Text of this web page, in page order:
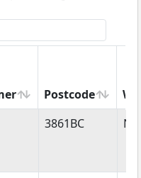
Postcode
Postcode
3861BC